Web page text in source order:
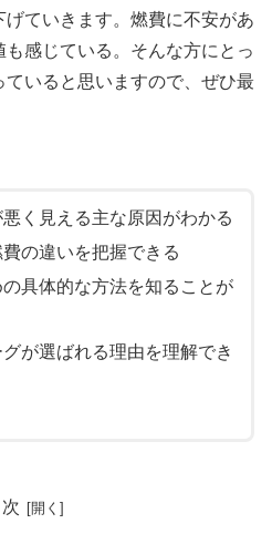
ていきます。燃費に不安があ
感じている。そんな方にとっ
いると思いますので、ぜひ最
く見える主な原因がわかる
の違いを把握できる
具体的な方法を知ることが
が選ばれる理由を理解でき
次